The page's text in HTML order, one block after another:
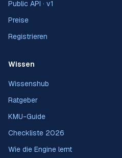
Public API · v1
Preise
Registrieren
Wissen
Wissenshub
Ratgeber
KMU-Guide
Checkliste 2026
Wie die Engine lernt